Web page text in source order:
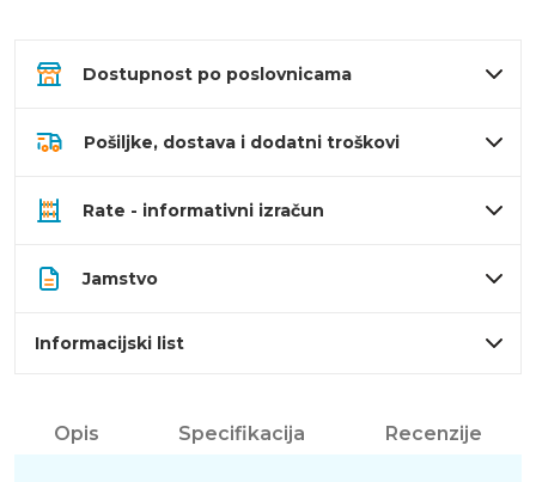
Dostupnost po poslovnicama
Pošiljke, dostava i dodatni troškovi
Rate - informativni izračun
Jamstvo
Informacijski list
Opis Specifikacija Recenzije